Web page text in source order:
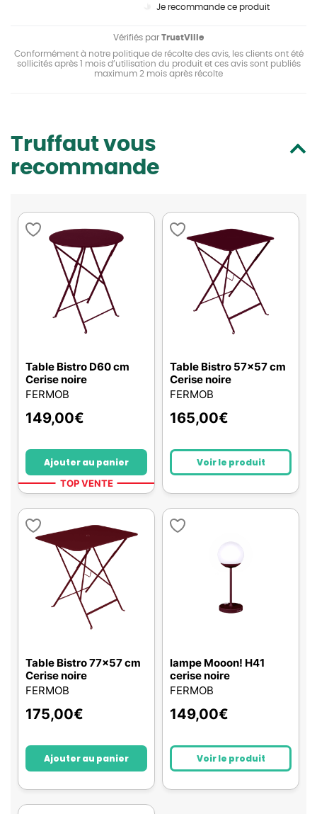
Je recommande ce produit
Vérifiés par TrustVille
Conformément à notre politique de récolte des avis, les clients ont été
sollicités après 1 mois d’utilisation du produit et ces avis sont publiés
maximum 2 mois après récolte
Truffaut vous
recommande
Table Bistro D60 cm
Cerise noire
FERMOB
149,00€
Ajouter au panier
TOP VENTE
Table Bistro 57x57 cm
Cerise noire
FERMOB
165,00€
Voir le produit
Table Bistro 77x57 cm
Cerise noire
FERMOB
175,00€
Ajouter au panier
lampe Mooon! H41
cerise noire
FERMOB
149,00€
Voir le produit